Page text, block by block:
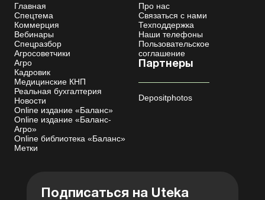
Главная
Спецтема
Коммерция
Вебинары
Спецразбор
Агросоветчики
Агро
Кадровик
Медицинские КНП
Реальная бухгалтерия
Новости
Online издание «Баланс»
Online издание «Баланс-
Агро»
Online библиотека «Баланс»
Метки
Про нас
Связаться с нами
Техподдержка
Наши телефоны
Пользовательское
соглашение
Партнеры
Depositphotos
Подписаться на Uteka